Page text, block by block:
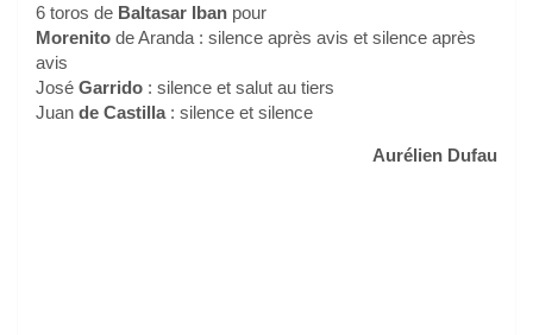
6 toros de Baltasar Iban pour
Morenito de Aranda : silence après avis et silence après
avis
José Garrido : silence et salut au tiers
Juan de Castilla: silence et silence
Aurélien Dufau